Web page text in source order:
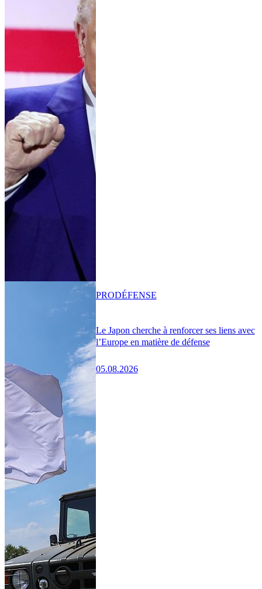
Le Japon cherche à renforcer ses liens avec
l’Europe en matière de défense
05.08.2026
PRODÉFENSE